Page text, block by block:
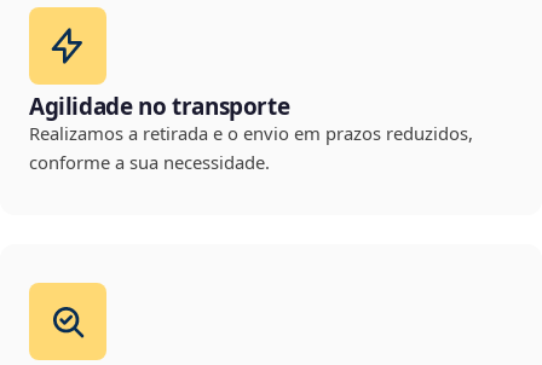
Agilidade no transporte
Realizamos a retirada e o envio em prazos reduzidos,
conforme a sua necessidade.